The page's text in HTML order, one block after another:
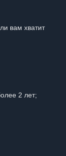
вам хватит
2 лет;